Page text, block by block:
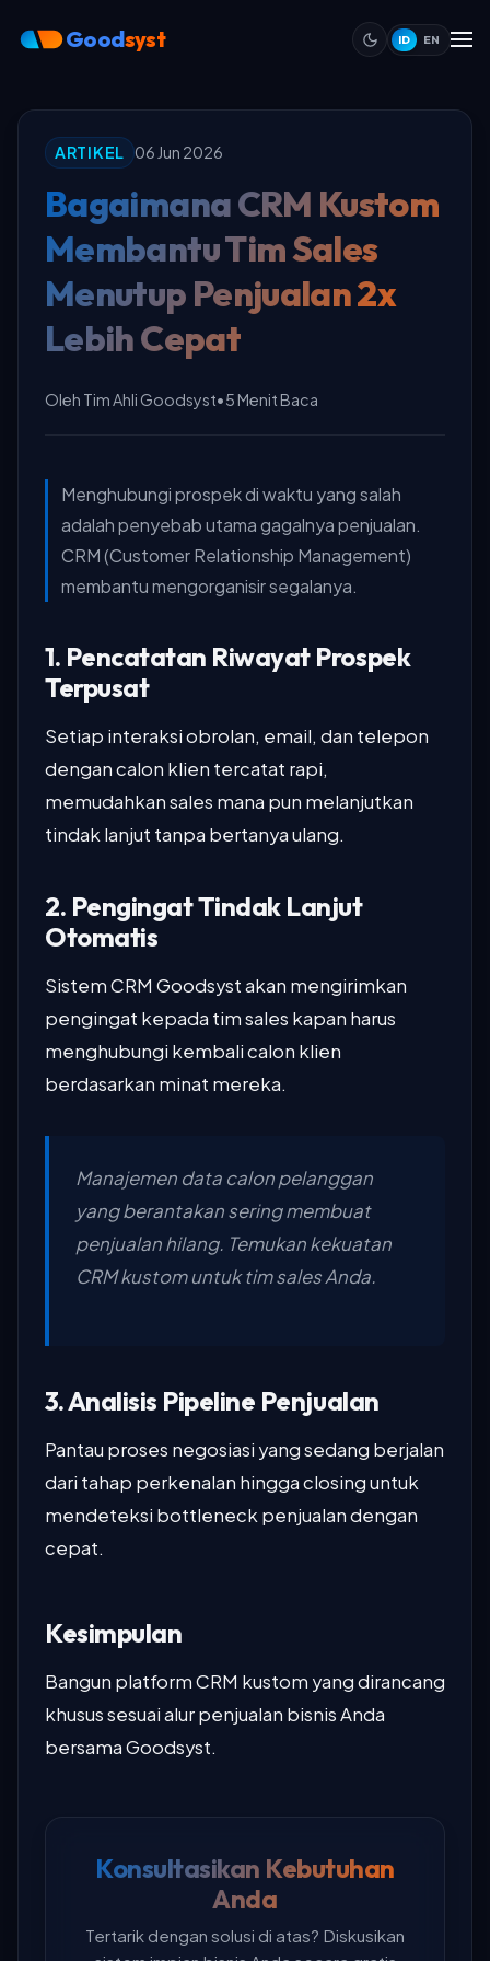
Goodsyst ID EN
ARTIKEL 06 Jun 2026
Bagaimana CRM Kustom
Membantu Tim Sales
Menutup Penjualan 2x
Lebih Cepat
Oleh Tim Ahli Goodsyst•5 Menit Baca
Menghubungi prospek di waktu yang salah
adalah penyebab utama gagalnya penjualan.
CRM (Customer Relationship Management)
membantu mengorganisir segalanya.
1. Pencatatan Riwayat Prospek
Terpusat
Setiap interaksi obrolan, email, dan telepon
dengan calon klien tercatat rapi,
memudahkan sales mana pun melanjutkan
tindak lanjut tanpa bertanya ulang.
2. Pengingat Tindak Lanjut
Otomatis
Sistem CRM Goodsyst akan mengirimkan
pengingat kepada tim sales kapan harus
menghubungi kembali calon klien
berdasarkan minat mereka.
Manajemen data calon pelanggan
yang berantakan sering membuat
penjualan hilang. Temukan kekuatan
CRM kustom untuk tim sales Anda.
3. Analisis Pipeline Penjualan
Pantau proses negosiasi yang sedang berjalan
dari tahap perkenalan hingga closing untuk
mendeteksi bottleneck penjualan dengan
cepat.
Kesimpulan
Bangun platform CRM kustom yang dirancang
khusus sesuai alur penjualan bisnis Anda
bersama Goodsyst.
Konsultasikan Kebutuhan
Anda
Tertarik dengan solusi di atas? Diskusikan